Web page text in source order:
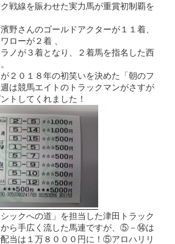
戦線を賑わせた実力馬が重賞初制覇を
野さんのゴールドアクターが１１着、
ローが２着 、
ノが３着となり、２着馬を指名した西
２０１８年の初笑いを決めた「朝のフ
は競馬エイトのトラックマンがさすが
トしてくれました！
ックへの道」を担当した津田トラック
ら手広く流した馬連ですが、⑤－⑭は
当は１万８０００円に！⑤アロハリリ